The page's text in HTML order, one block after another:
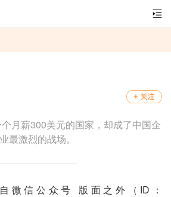
月薪300美元的国家，却成了中国企
业最激烈的战场。
微信公众号 版面之外（ID：